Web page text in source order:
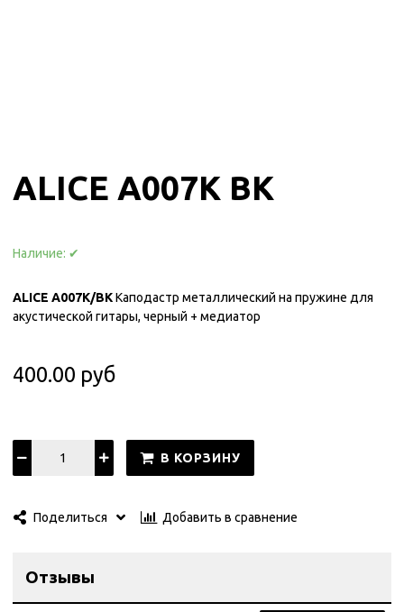
ALICE A007K BK
Наличие: ✔
ALICE A007K/BKКаподастр металлический на пружине для
акустической гитары, черный + медиатор
400.00 руб
В КОРЗИНУ
Поделиться Добавить в сравнение
Отзывы